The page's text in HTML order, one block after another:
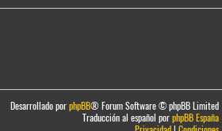
Desarrollado porphpBB® Forum Software © phpBB Limited
Traducción al español porphpBB España